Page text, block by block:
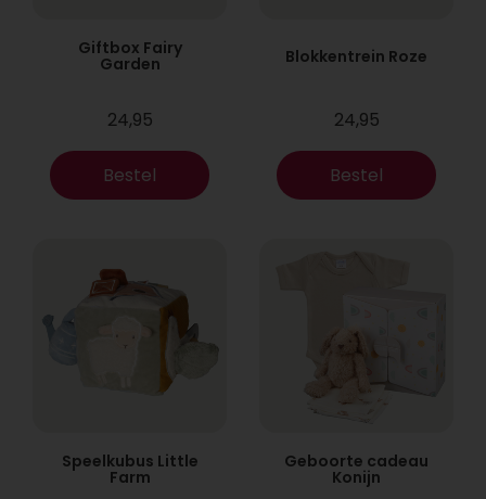
Giftbox Fairy
Garden
24,95
Bestel
Blokkentrein Roze
24,95
Bestel
Speelkubus Little
Farm
Geboorte cadeau
Konijn